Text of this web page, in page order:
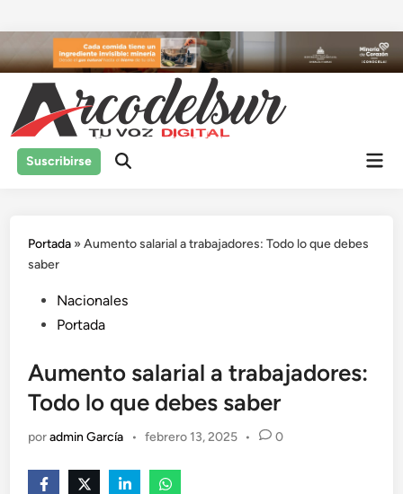
al
contenido
Suscribirse
Portada »Aumento salarial a trabajadores: Todo lo que debes
saber
Publicado
en
Nacionales
Portada
Aumento salarial a trabajadores:
Todo lo que debes saber
poradmin García • febrero 13, 2025 • 0